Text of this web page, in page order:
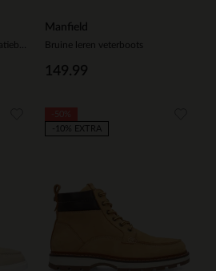
Manfield
Bruine leren veterboots
149.99
-10% EXTRA